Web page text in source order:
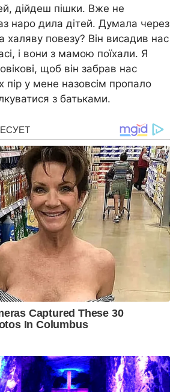
дійдеш пішки. Вже не
наро дила дітей. Думала через
халяву повезу? Він висадив нас
і вони з мамою поїхали. Я
щоб він забрав нас
пір у мене назовсім пропало
з батьками.